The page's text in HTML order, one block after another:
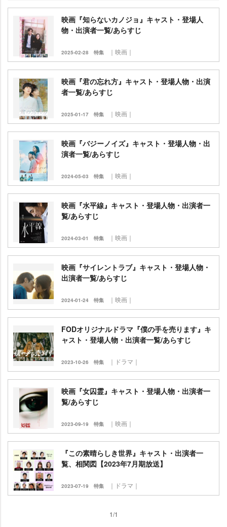
映画『知らないカノジョ』キャスト・登場人
物・出演者一覧/あらすじ
2025-02-28 特集 ｜映画｜
映画『君の忘れ方』キャスト・登場人物・出演
者一覧/あらすじ
2025-01-17 特集 ｜映画｜
映画『バジーノイズ』キャスト・登場人物・出
演者一覧/あらすじ
2024-05-03 特集 ｜映画｜
映画『水平線』キャスト・登場人物・出演者一
覧/あらすじ
2024-03-01 特集 ｜映画｜
映画『サイレントラブ』キャスト・登場人物・
出演者一覧/あらすじ
2024-01-24 特集 ｜映画｜
FODオリジナルドラマ『僕の手を売ります』キ
ャスト・登場人物・出演者一覧/あらすじ
2023-10-26 特集 ｜ドラマ｜
映画『女囚霊』キャスト・登場人物・出演者一
覧/あらすじ
2023-09-19 特集 ｜映画｜
『この素晴らしき世界』キャスト・出演者一
覧、相関図【2023年7月期放送】
2023-07-19 特集 ｜ドラマ｜
1/1